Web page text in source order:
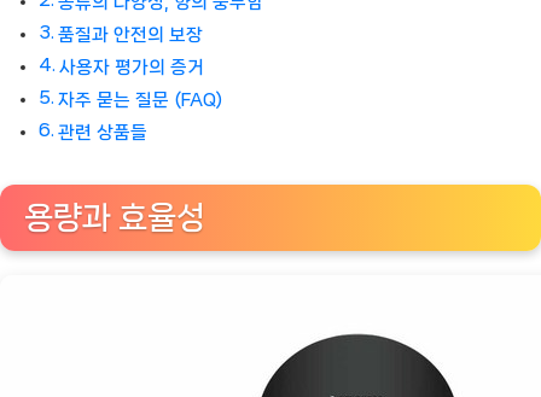
품질과 안전의 보장
사용자 평가의 증거
자주 묻는 질문 (FAQ)
관련 상품들
용량과 효율성